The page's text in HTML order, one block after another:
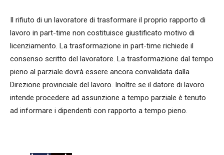
Il rifiuto di un lavoratore di trasformare il proprio rapporto di
lavoro in part-time non costituisce giustificato motivo di
licenziamento. La trasformazione in part-time richiede il
consenso scritto del lavoratore. La trasformazione dal tempo
pieno al parziale dovrà essere ancora convalidata dalla
Direzione provinciale del lavoro. Inoltre se il datore di lavoro
intende procedere ad assunzione a tempo parziale è tenuto
ad informare i dipendenti con rapporto a tempo pieno.